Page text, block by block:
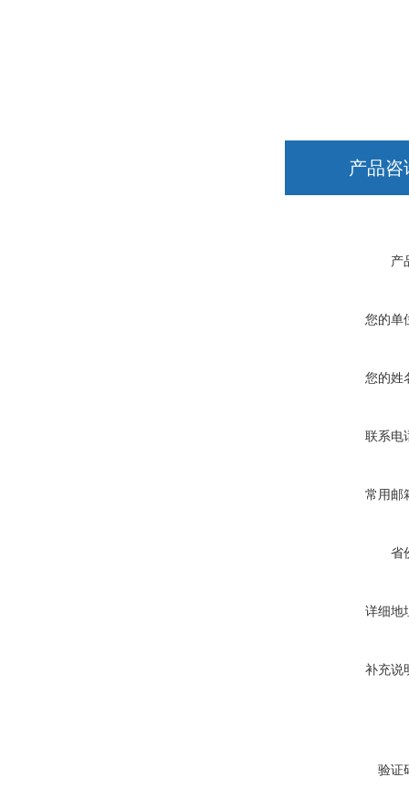
产品咨
产
您的单
您的姓
联系电
常用邮
省
详细地
补充说
验证